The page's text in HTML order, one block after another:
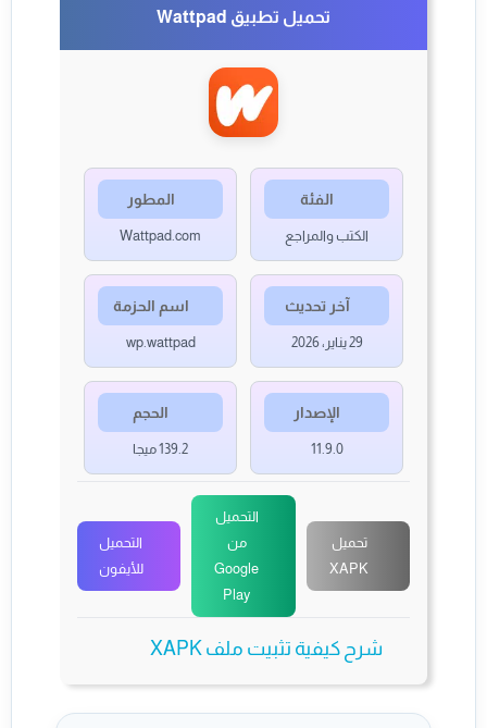
تحميل تطبيق Wattpad
الفئة
الكتب والمراجع
المطور
Wattpad.com
آخر تحديث
29 يناير، 2026
اسم الحزمة
wp.wattpad
الإصدار
11.9.0
الحجم
139.2 ميجا
تحميل
XAPK
التحميل
من
Google
Play
التحميل
للأيفون
شرح كيفية تثبيت ملف XAPK